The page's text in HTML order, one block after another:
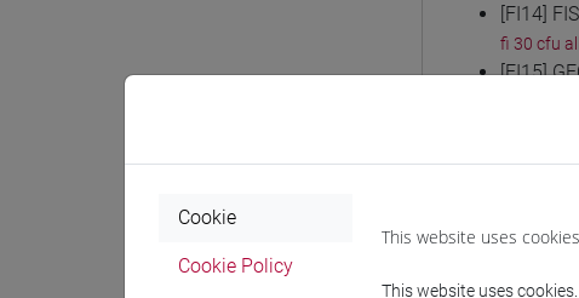
[FI14]
fi 30 cfu
[FI15]
[FI16]
fi 60 cfu/
[FI18]
Cookie
Cookie Policy
This website uses cookies
This website uses